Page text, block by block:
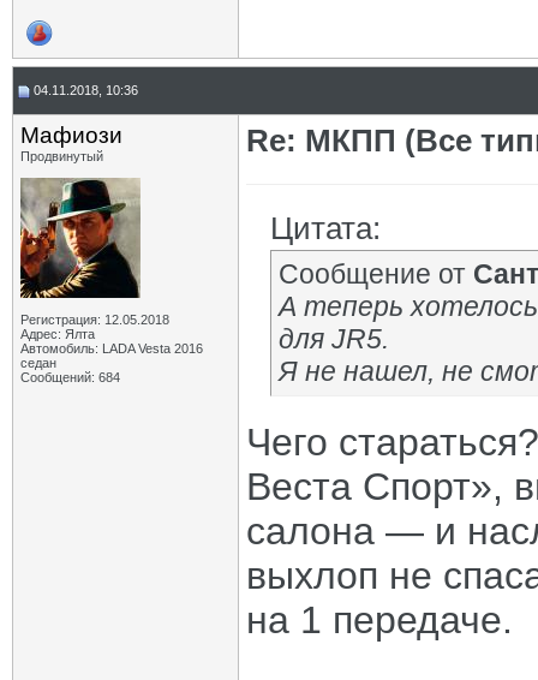
04.11.2018, 10:36
Мафиози
Продвинутый
Регистрация: 12.05.2018
Адрес: Ялта
Автомобиль: LADA Vesta 2016
седан
Сообщений: 684
Re: МКПП (Все
Цитата:
Сообщение от
А теперь
для JR5.
Я не нашел, не
Чего
Веста Спорт»,
салона — и
выхлоп не
на 1 передаче.